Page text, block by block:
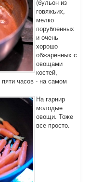
(бульон из
говяжьих,
мелко
порубленных
и очень
хорошо
обжаренных с
овощами
костей,
часов - на самом
На гарнир
молодые
овощи. Тоже
все просто.